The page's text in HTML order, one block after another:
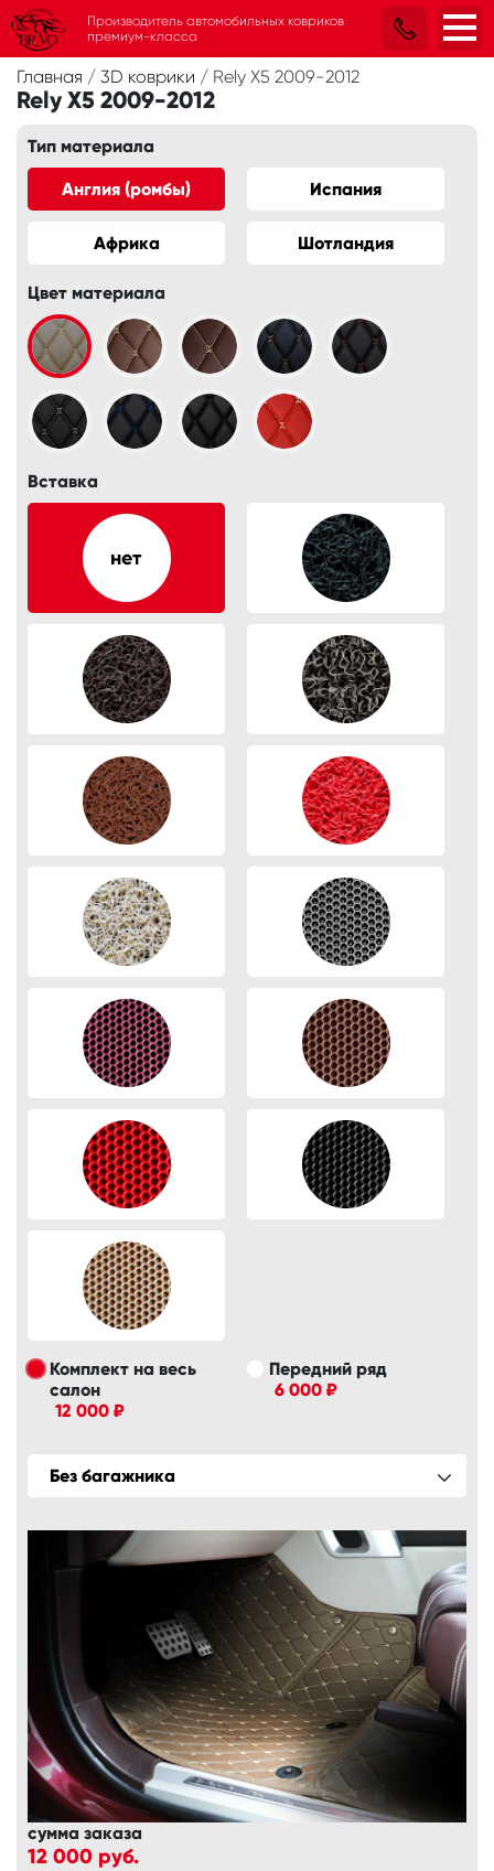
Главная / 3D коврики / Rely X5 2009-2012
Rely X5 2009-2012
Тип материала
Англия (ромбы) Испания
Африка Шотландия
Цвет материала
Вставка
Комплект на весь
салон
12 000 ₽
Передний ряд
6 000 ₽
Без багажника
сумма заказа
12 000 руб.
Производитель автомобильных ковриков
премиум-класса